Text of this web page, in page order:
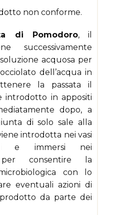
non conforme.
di Pomodoro, il
successivamente
acquosa per
dell’acqua in
la passata il
introdotto in appositi
dopo, a
di solo sale alla
introdotta nei vasi
e immersi nei
per consentire la
con lo
eventuali azioni di
da parte dei